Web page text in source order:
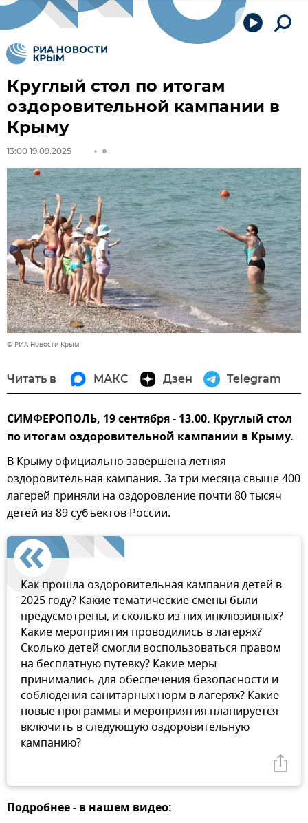
Круглый стол по итогам
оздоровительной кампании в
Крыму
13:00 19.09.2025
© РИА Новости Крым
Читать в МАКС Дзен Telegram
СИМФЕРОПОЛЬ, 19 сентября - 13.00. Круглый стол
по итогам оздоровительной кампании в Крыму.
В Крыму официально завершена летняя
оздоровительная кампания. За три месяца свыше 400
лагерей приняли на оздоровление почти 80 тысяч
детей из 89 субъектов России.
Как прошла оздоровительная кампания детей в
2025 году? Какие тематические смены были
предусмотрены, и сколько из них инклюзивных?
Какие мероприятия проводились в лагерях?
Сколько детей смогли воспользоваться правом
на бесплатную путевку? Какие меры
принимались для обеспечения безопасности и
соблюдения санитарных норм в лагерях? Какие
новые программы и мероприятия планируется
включить в следующую оздоровительную
кампанию?
Подробнее - в нашем видео: